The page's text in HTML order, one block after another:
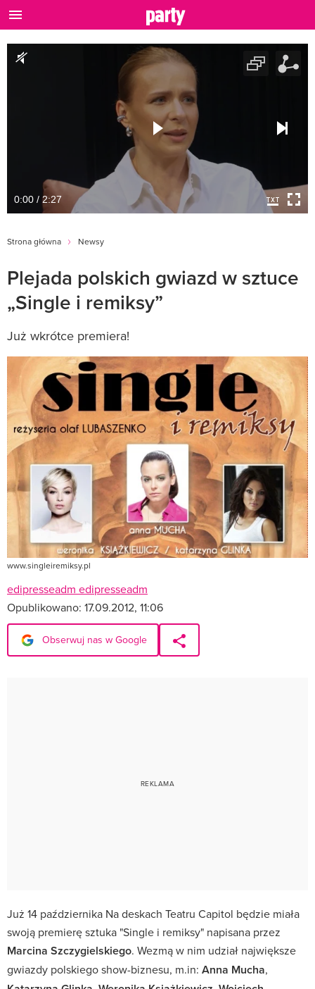
0:00 / 2:27
Strona główna Newsy
Plejada polskich gwiazd w sztuce
„Single i remiksy”
Już wkrótce premiera!
www.singleiremiksy.pl
edipresseadm edipresseadm
Opublikowano: 17.09.2012, 11:06
Obserwuj nas w Google
Już 14 października Na deskach Teatru Capitol będzie miała
swoją premierę sztuka "Single i remiksy" napisana przez
Marcina Szczygielskiego. Wezmą w nim udział największe
gwiazdy polskiego show-biznesu, m.in: Anna Mucha,